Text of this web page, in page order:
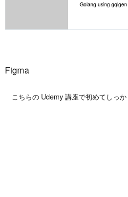
Golang using gqlgen
Figma
こちらの Udemy 講座で初めてしっか